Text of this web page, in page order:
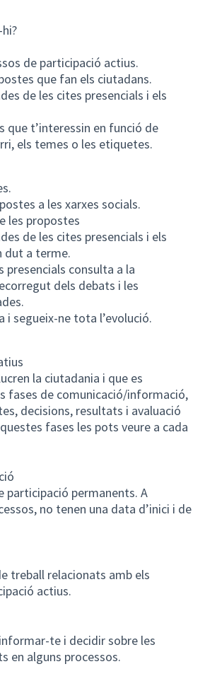
de participació actius.
que fan els ciutadans.
de les cites presencials i els
que t’interessin en funció de
els temes o les etiquetes.
a les xarxes socials.
les propostes
de les cites presencials i els
dut a terme.
presencials consulta a la
dels debats i les
i segueix-ne tota l’evolució.
la ciutadania i que es
fases de comunicació/informació,
decisions, resultats i avaluació
fases les pots veure a cada
participació permanents. A
no tenen una data d’inici i de
treball relacionats amb els
actius.
te i decidir sobre les
en alguns processos.